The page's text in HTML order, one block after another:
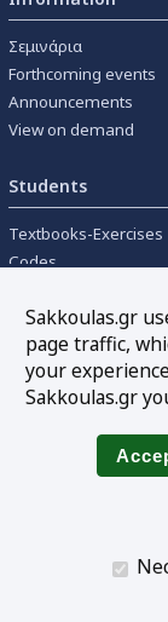
Σεμινάρια
Forthcoming events
Announcements
View on demand
Students
Textbooks-Exercises
Codes
Tools
Online interest
Sakkoulas.gr
page traffic,
your
Sakkoulas.gr